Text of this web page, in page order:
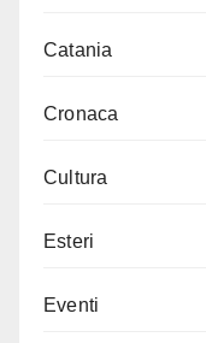
Catania
Cronaca
Cultura
Esteri
Eventi